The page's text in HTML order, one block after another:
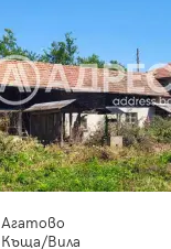
Агатово
Къща/Вила